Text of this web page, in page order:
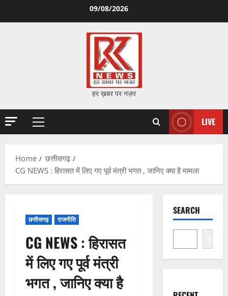
09/08/2026
हर ख़बर पर नज़र
Primary
LIVE
Home
छत्तीसगढ़
CG NEWS : हिरासत में लिए गए पूर्व मंत्री भगत , जानिए क्या है मामला
छत्तीसगढ़ राजनीति
CG NEWS : हिरासत
में लिए गए पूर्व मंत्री
भगत , जानिए क्या है
SEARCH
Search